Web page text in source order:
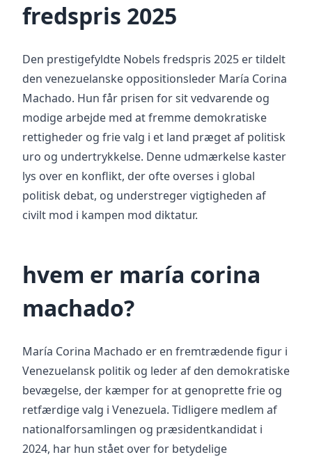
fredspris 2025
Den prestigefyldte Nobels fredspris 2025 er tildelt
den venezuelanske oppositionsleder María Corina
Machado. Hun får prisen for sit vedvarende og
modige arbejde med at fremme demokratiske
rettigheder og frie valg i et land præget af politisk
uro og undertrykkelse. Denne udmærkelse kaster
lys over en konflikt, der ofte overses i global
politisk debat, og understreger vigtigheden af
civilt mod i kampen mod diktatur.
hvem er maría corina
machado?
María Corina Machado er en fremtrædende figur i
Venezuelansk politik og leder af den demokratiske
bevægelse, der kæmper for at genoprette frie og
retfærdige valg i Venezuela. Tidligere medlem af
nationalforsamlingen og præsidentkandidat i
2024, har hun stået over for betydelige